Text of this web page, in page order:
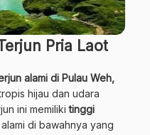
Pria Laot
alami di Pulau Weh,
hijau dan udara
ini memilikitinggi
di bawahnya yang